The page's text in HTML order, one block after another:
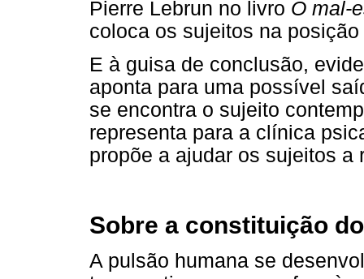
Pierre Lebrun no livro O mal-
coloca os sujeitos na
E à guisa de conclusão,
aponta para uma possível
se encontra o sujeito
representa para a clínica
propõe a ajudar os sujeitos
Sobre a constituição
A pulsão humana se